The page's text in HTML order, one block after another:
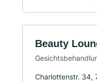
Beauty
Charlottenstr. 34,